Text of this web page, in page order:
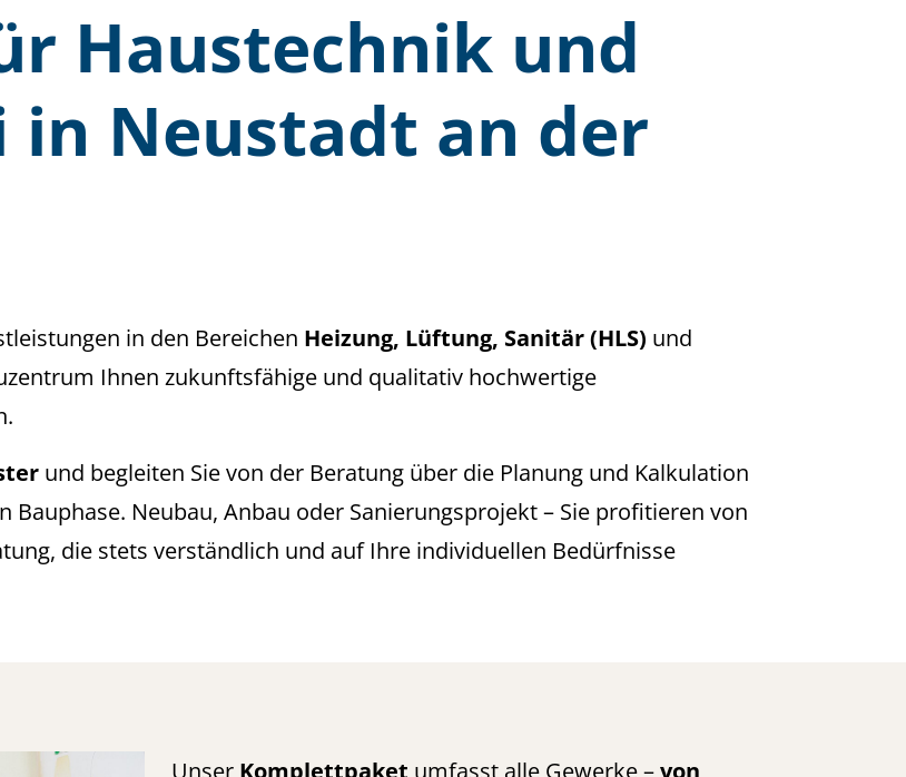
Haustechnik und
in Neustadt an der
in den Bereichen Heizung, Lüftung, Sanitär (HLS) und
Ihnen zukunftsfähige und qualitativ hochwertige
und begleiten Sie von der Beratung über die Planung und Kalkulation
Neubau, Anbau oder Sanierungsprojekt – Sie profitieren von
die stets verständlich und auf Ihre individuellen Bedürfnisse